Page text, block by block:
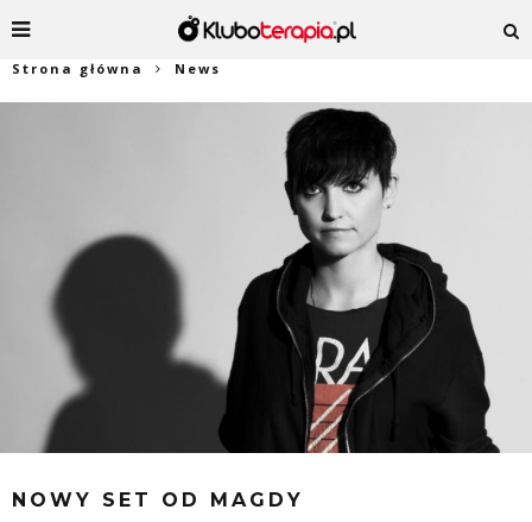
Strona główna News
NOWY SET OD MAGDY